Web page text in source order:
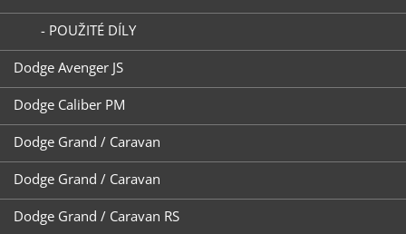
- POUŽITÉ DÍLY
Dodge Avenger JS
Dodge Caliber PM
Dodge Grand / Caravan
Dodge Grand / Caravan
Dodge Grand / Caravan RS